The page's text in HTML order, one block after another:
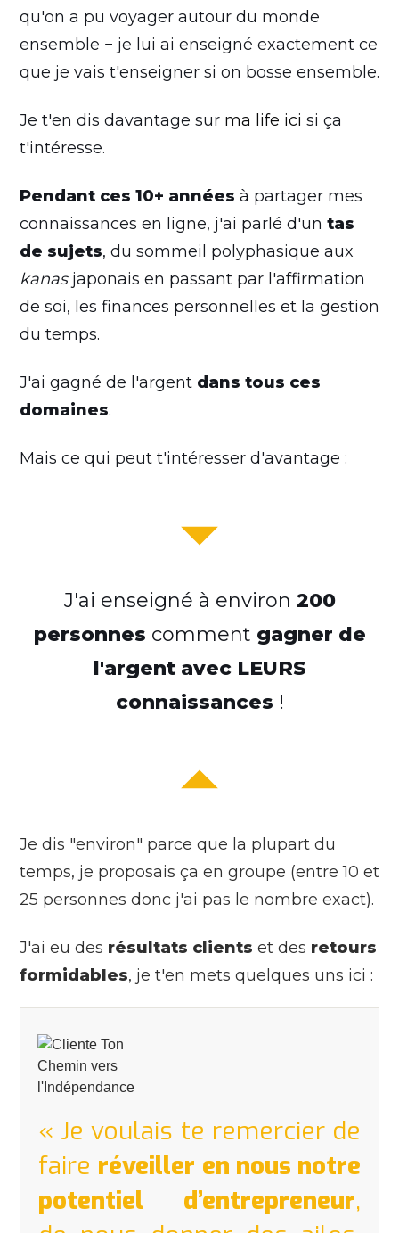
qu'on a pu voyager autour du monde
ensemble − je lui ai enseigné exactement ce
que je vais t'enseigner si on bosse ensemble.
Je t'en dis davantage sur ma life ici si ça
t'intéresse.
Pendant ces 10+ années à partager mes
connaissances en ligne, j'ai parlé d'un tas
de sujets, du sommeil polyphasique aux
kanasjaponais en passant par l'affirmation
de soi, les finances personnelles et la gestion
du temps.
J'ai gagné de l'argent dans tous ces
domaines.
Mais ce qui peut t'intéresser d'avantage :
J'ai enseigné à environ 200
personnes comment gagner de
l'argent avec LEURS
connaissances !
Je dis "environ" parce que la plupart du
temps, je proposais ça en groupe (entre 10 et
25 personnes donc j'ai pas le nombre exact).
J'ai eu des résultats clients et des retours
formidables, je t'en mets quelques uns ici :
« Je voulais te remercier de
faire réveiller en nous notre
potentiel d’entrepreneur,